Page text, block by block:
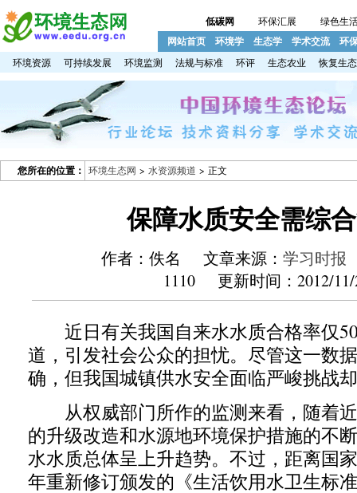
低碳网 环保汇展 绿色生
网站首页 环境学 生态学 学术交流 环
环境资源 可持续发展 环境监测 法规与标准 环评 生态农业 恢复生态
您所在的位置： 环境生态网 > 水资源频道 > 正文
保障水质安全需综
作者：佚名 文章来源： 学习时报
1110 更新时间：2012/11/
近日有关我国自来水水质合格率仅
道，引发社会公众的担忧。尽管这一数
确，但我国城镇供水安全面临严峻挑战
从权威部门所作的监测来看，随着
的升级改造和水源地环境保护措施的不
水水质总体呈上升趋势。不过，距离国
年重新修订颁发的《生活饮用水卫生标